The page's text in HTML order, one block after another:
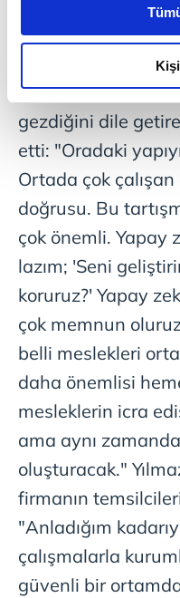
daha iyi reklam
amacımızın size daha
olduğunu ve sizlere en
elimizden gelen çabayı
reklamların
kalemimiz olduğunu
Her halükârda,
takdirde, kullanıcılara
gösterilmeyecektir."
Sizlere daha iyi bir
Sitemizde kendimize ve
kullanılmaktadır. Bu
verileriniz işlenmekte
toplumu hizmetlerinin
kılınması ve
reklam/pazarlama
sınırlı olarak açık
Çerezlere ilişkin
vasıtasıyla
için Ayarlar butonuna
Metnimiziziyaret
6698 sayılı Kişisel
sektörün
çalışmalarla
değerlendirmesini
ilk kez fiziki olarak
gezdiğini dile
etti: "Oradaki
Ortada çok
doğrusu. Bu
çok önemli. Yapay
lazım; 'Seni
koruruz?' Yapay
çok memnun
belli meslekleri
daha önemlisi
mesleklerin icra
ama aynı
oluşturacak."
firmanın
"Anladığım
çalışmalarla
güvenli bir